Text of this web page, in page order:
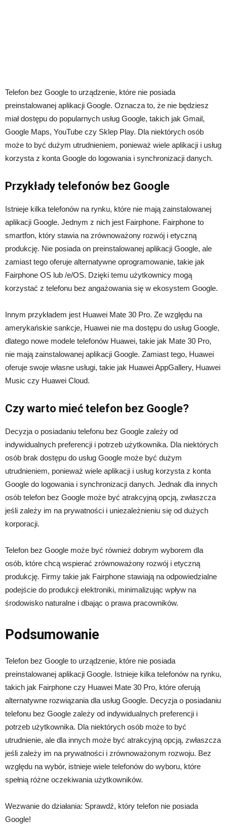
Telefon bez Google to urządzenie, które nie posiada
preinstalowanej aplikacji Google. Oznacza to, że nie będziesz
miał dostępu do popularnych usług Google, takich jak Gmail,
Google Maps, YouTube czy Sklep Play. Dla niektórych osób
może to być dużym utrudnieniem, ponieważ wiele aplikacji i usług
korzysta z konta Google do logowania i synchronizacji danych.
Przykłady telefonów bez Google
Istnieje kilka telefonów na rynku, które nie mają zainstalowanej
aplikacji Google. Jednym z nich jest Fairphone. Fairphone to
smartfon, który stawia na zrównoważony rozwój i etyczną
produkcję. Nie posiada on preinstalowanej aplikacji Google, ale
zamiast tego oferuje alternatywne oprogramowanie, takie jak
Fairphone OS lub /e/OS. Dzięki temu użytkownicy mogą
korzystać z telefonu bez angażowania się w ekosystem Google.
Innym przykładem jest Huawei Mate 30 Pro. Ze względu na
amerykańskie sankcje, Huawei nie ma dostępu do usług Google,
dlatego nowe modele telefonów Huawei, takie jak Mate 30 Pro,
nie mają zainstalowanej aplikacji Google. Zamiast tego, Huawei
oferuje swoje własne usługi, takie jak Huawei AppGallery, Huawei
Music czy Huawei Cloud.
Czy warto mieć telefon bez Google?
Decyzja o posiadaniu telefonu bez Google zależy od
indywidualnych preferencji i potrzeb użytkownika. Dla niektórych
osób brak dostępu do usług Google może być dużym
utrudnieniem, ponieważ wiele aplikacji i usług korzysta z konta
Google do logowania i synchronizacji danych. Jednak dla innych
osób telefon bez Google może być atrakcyjną opcją, zwłaszcza
jeśli zależy im na prywatności i uniezależnieniu się od dużych
korporacji.
Telefon bez Google może być również dobrym wyborem dla
osób, które chcą wspierać zrównoważony rozwój i etyczną
produkcję. Firmy takie jak Fairphone stawiają na odpowiedzialne
podejście do produkcji elektroniki, minimalizując wpływ na
środowisko naturalne i dbając o prawa pracowników.
Podsumowanie
Telefon bez Google to urządzenie, które nie posiada
preinstalowanej aplikacji Google. Istnieje kilka telefonów na rynku,
takich jak Fairphone czy Huawei Mate 30 Pro, które oferują
alternatywne rozwiązania dla usług Google. Decyzja o posiadaniu
telefonu bez Google zależy od indywidualnych preferencji i
potrzeb użytkownika. Dla niektórych osób może to być
utrudnienie, ale dla innych może być atrakcyjną opcją, zwłaszcza
jeśli zależy im na prywatności i zrównoważonym rozwoju. Bez
względu na wybór, istnieje wiele telefonów do wyboru, które
spełnią różne oczekiwania użytkowników.
Wezwanie do działania: Sprawdź, który telefon nie posiada
Google!